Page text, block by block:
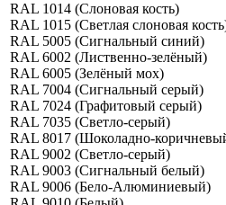
RAL 1014 (Слоновая кость)
RAL 1015 (Светлая слоновая
RAL 5005 (Сигнальный синий)
RAL 6002 (Лиственно-зелёный)
RAL 6005 (Зелёный мох)
RAL 7004 (Сигнальный серый)
RAL 7024 (Графитовый серый)
RAL 7035 (Светло-серый)
RAL 8017 (Шоколадно-
RAL 9002 (Светло-серый)
RAL 9003 (Сигнальный белый)
RAL 9006 (Бело-Алюминиевый)